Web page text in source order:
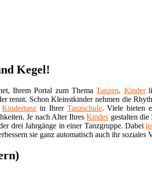
Kegel!
Ihrem Portal zum ThemaTanzen. Kinder
rennt. Schon Kleinstkinder nehmen die
Kindertanz in Ihrer Tanzschule. Viele bieten
Je nach Alter IhresKindes gestalten
drei Jahrgänge in einer Tanzgruppe. Dabei
sie ganz automatisch auch ihr soziales